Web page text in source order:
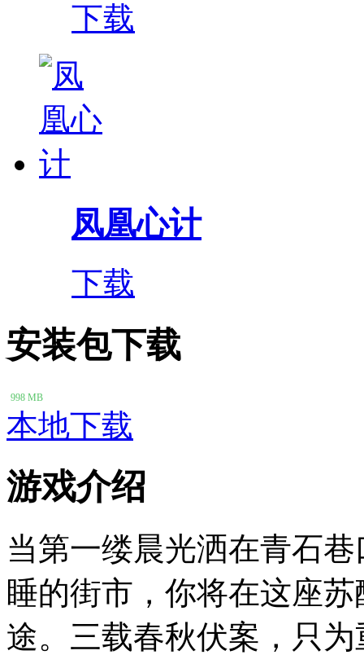
下载
凤凰心计
下载
安装包下载
998 MB
本地下载
游戏介绍
当第一缕晨光洒在青石
睡的街市，你将在这座
途。三载春秋伏案，只